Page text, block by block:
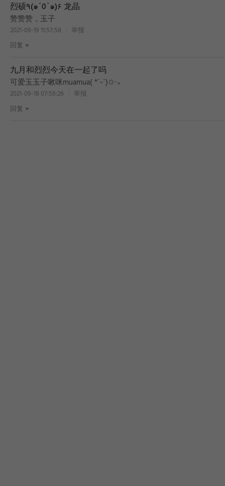
烈硕٩(๑´0`๑)۶ 龙晶
赞赞赞，玉子
2021-09-19 11:57:58
举报
回复
九月和烈烈今天在一起了吗
可爱玉玉子啾咪muamua( *ˊᵕˋ)✩︎‧₊
2021-09-18 07:59:26
举报
回复